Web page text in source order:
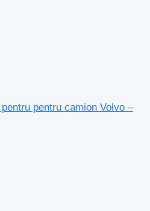
pentru camion Volvo –